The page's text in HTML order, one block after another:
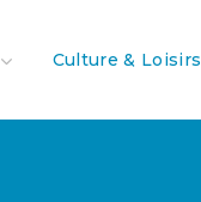
Culture & Loisirs